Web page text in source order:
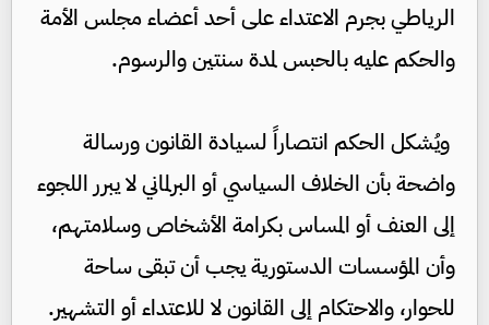
الرياطي بجرم الاعتداء على أحد أعضاء مجلس الأمة
والحكم عليه بالحبس لمدة سنتين والرسوم.
ويُشكل الحكم انتصاراً لسيادة القانون ورسالة
واضحة بأن الخلاف السياسي أو البرلماني لا يبرر اللجوء
إلى العنف أو المساس بكرامة الأشخاص وسلامتهم،
وأن المؤسسات الدستورية يجب أن تبقى ساحة
للحوار، والاحتكام إلى القانون لا للاعتداء أو التشهير.